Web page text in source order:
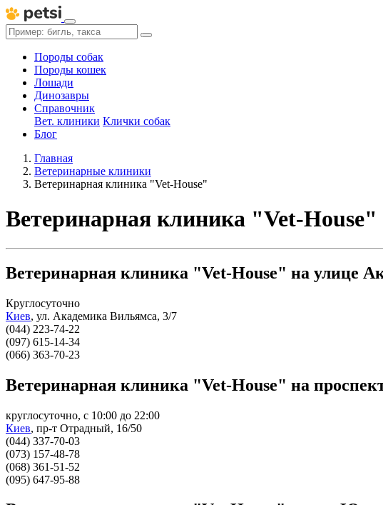
Породы собак
Породы кошек
Лошади
Динозавры
Справочник
Вет. клиники Клички собак
Блог
Главная
Ветеринарные клиники
Ветеринарная клиника "Vet-House"
Ветеринарная клиника "Vet-House"
Ветеринарная клиника "Vet-House" на улице
Круглосуточно
Киев, ул. Академика Вильямса, 3/7
(044) 223-74-22
(097) 615-14-34
(066) 363-70-23
Ветеринарная клиника "Vet-House" на
круглосуточно, с 10:00 до 22:00
Киев, пр-т Отрадный, 16/50
(044) 337-70-03
(‎073) 157-48-78
(‎‎068) 361-51-52
(‎‎095) 647-95-88